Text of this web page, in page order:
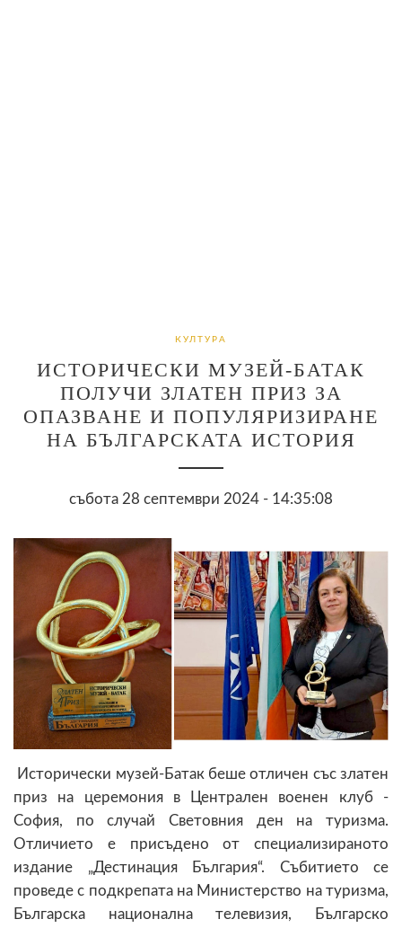
КУЛТУРА
ИСТОРИЧЕСКИ МУЗЕЙ-БАТАК
ПОЛУЧИ ЗЛАТЕН ПРИЗ ЗА
ОПАЗВАНЕ И ПОПУЛЯРИЗИРАНЕ
НА БЪЛГАРСКАТА ИСТОРИЯ
събота 28 септември 2024 - 14:35:08
Исторически музей-Батак беше отличен със златен
приз на церемония в Централен военен клуб -
София, по случай Световния ден на туризма.
Отличието е присъдено от специализираното
издание „Дестинация България“. Събитието се
проведе с подкрепата на Министерство на туризма,
Българска национална телевизия, Българско